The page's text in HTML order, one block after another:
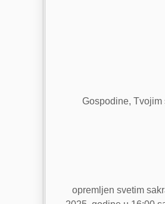
Gospodine, Tvojim
opremljen svetim